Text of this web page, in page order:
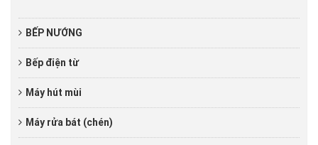
BẾP NƯỚNG
Bếp điện từ
Máy hút mùi
Máy rửa bát (chén)